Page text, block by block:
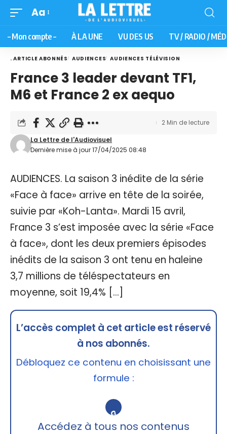
Aa
– Mon compte – À LA UNE VU DES US TV / RADIO /
. ARTICLE ABONNÉS AUDIENCES AUDIENCES TÉLÉVISION
France 3 leader devant TF1,
M6 et France 2 ex aequo
Dernière mise à jour 17/04/2025 08:48
La Lettre de l'Audiovisuel
2 Min de lecture
AUDIENCES. La saison 3 inédite de la série
«Face à face» arrive en tête de la soirée,
suivie par «Koh-Lanta». Mardi 15 avril,
France 3 s’est imposée avec la série «Face
à face», dont les deux premiers épisodes
inédits de la saison 3 ont tenu en haleine
3,7 millions de téléspectateurs en
moyenne, soit 19,4% […]
L’accès complet à cet article est réservé
à nos abonnés.
Débloquez ce contenu en choisissant une
formule :
🔒
Accédez à tous nos contenus